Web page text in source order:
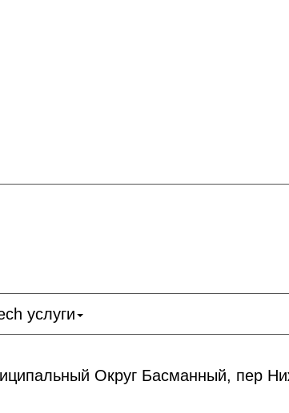
услуги
Округ Басманный, пер